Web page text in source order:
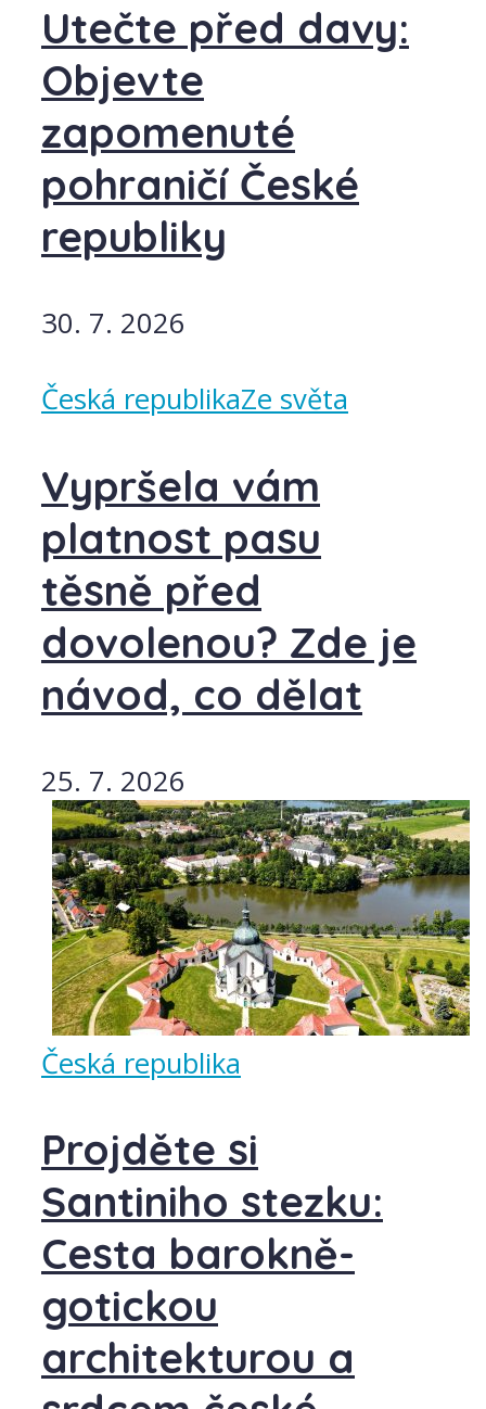
Utečte před davy:
Objevte
zapomenuté
pohraničí České
republiky
30. 7. 2026
Česká republikaZe světa
Vypršela vám
platnost pasu
těsně před
dovolenou? Zde je
návod, co dělat
25. 7. 2026
Česká republika
Projděte si
Santiniho stezku:
Cesta barokně-
gotickou
architekturou a